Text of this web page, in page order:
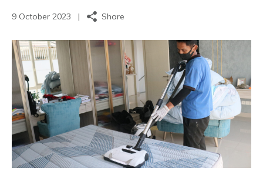
9 October 2023 | Share